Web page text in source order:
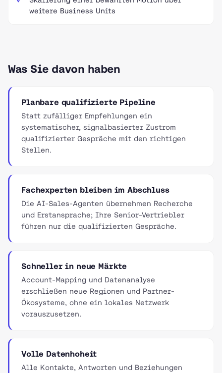
weitere Business Units
Was Sie davon haben
Planbare qualifizierte Pipeline
Statt zufälliger Empfehlungen ein
systematischer, signalbasierter Zustrom
qualifizierter Gespräche mit den richtigen
Stellen.
Fachexperten bleiben im Abschluss
Die AI-Sales-Agenten übernehmen Recherche
und Erstansprache; Ihre Senior-Vertriebler
führen nur die qualifizierten Gespräche.
Schneller in neue Märkte
Account-Mapping und Datenanalyse
erschließen neue Regionen und Partner-
Ökosysteme, ohne ein lokales Netzwerk
vorauszusetzen.
Volle Datenhoheit
Alle Kontakte, Antworten und Beziehungen